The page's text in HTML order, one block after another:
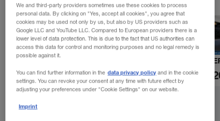
We and third-party providers sometimes use these cookies to process
personal data. By clicking on "Yes, accept all cookies", you agree that
cookies may be used not only by us, but also by US providers such as
Google LLC and YouTube LLC. Compared to European providers there is a
lower level of data protection. This is due to the fact that US authorities can
access this data for control and monitoring purposes and no legal remedy is
possible against it.
You can find further information in the data privacy policy and in the cookie
settings. You can revoke your consent at any time with future effect by
adjusting your preferences under "Cookie Settings" on our website.
Imprint